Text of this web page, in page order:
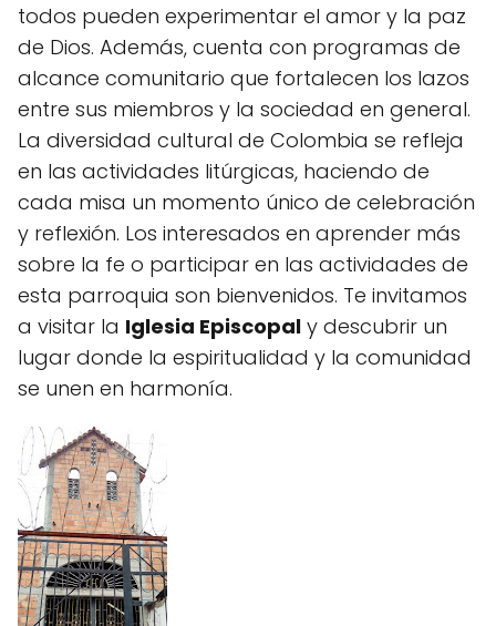
todos pueden experimentar el amor y la paz
de Dios. Además, cuenta con programas de
alcance comunitario que fortalecen los lazos
entre sus miembros y la sociedad en general.
La diversidad cultural de Colombia se refleja
en las actividades litúrgicas, haciendo de
cada misa un momento único de celebración
y reflexión. Los interesados en aprender más
sobre la fe o participar en las actividades de
esta parroquia son bienvenidos. Te invitamos
a visitar la Iglesia Episcopal y descubrir un
lugar donde la espiritualidad y la comunidad
se unen en harmonía.